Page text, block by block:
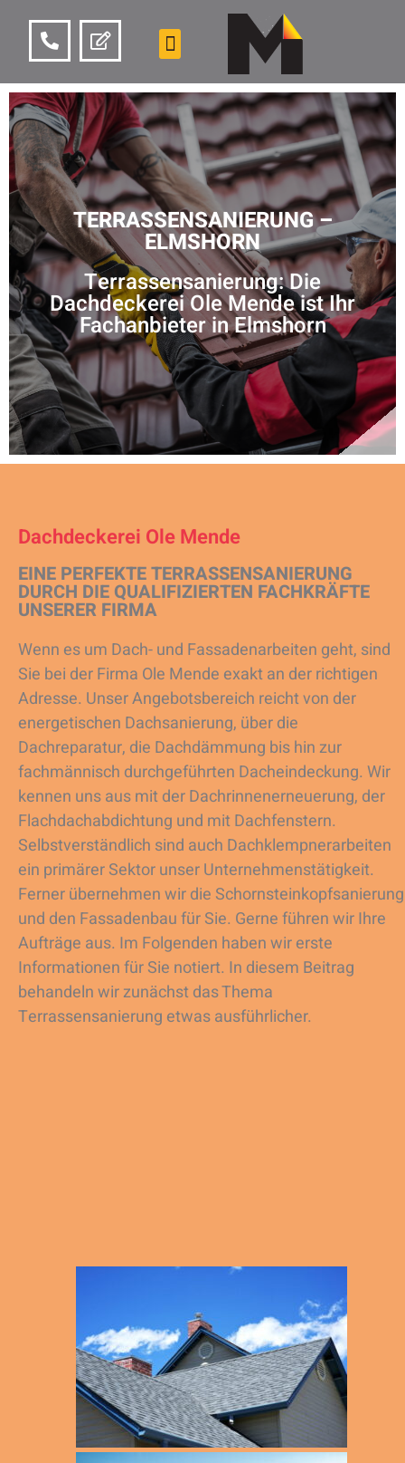
TERRASSENSANIERUNG –
ELMSHORN
Terrassensanierung: Die
Dachdeckerei Ole Mende ist Ihr
Fachanbieter in Elmshorn
Dachdeckerei Ole Mende
EINE PERFEKTE TERRASSENSANIERUNG
DURCH DIE QUALIFIZIERTEN FACHKRÄFTE
UNSERER FIRMA
Wenn es um Dach- und Fassadenarbeiten geht, sind
Sie bei der Firma Ole Mende exakt an der richtigen
Adresse. Unser Angebotsbereich reicht von der
energetischen Dachsanierung, über die
Dachreparatur, die Dachdämmung bis hin zur
fachmännisch durchgeführten Dacheindeckung. Wir
kennen uns aus mit der Dachrinnenerneuerung, der
Flachdachabdichtung und mit Dachfenstern.
Selbstverständlich sind auch Dachklempnerarbeiten
ein primärer Sektor unser Unternehmenstätigkeit.
Ferner übernehmen wir die Schornsteinkopfsanierung
und den Fassadenbau für Sie. Gerne führen wir Ihre
Aufträge aus. Im Folgenden haben wir erste
Informationen für Sie notiert. In diesem Beitrag
behandeln wir zunächst das Thema
Terrassensanierung etwas ausführlicher.